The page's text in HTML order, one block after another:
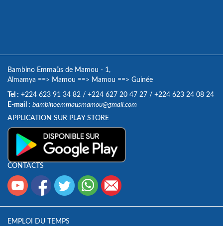
Bambino Emmaüs de Mamou - 1,
Almamya ==> Mamou ==> Mamou ==> Guinée
Tel : +224 623 91 34 82 / +224 627 20 47 27 / +224 623 24 08 24
E-mail : bambinoemmausmamou@gmail.com
APPLICATION SUR PLAY STORE
CONTACTS
EMPLOI DU TEMPS